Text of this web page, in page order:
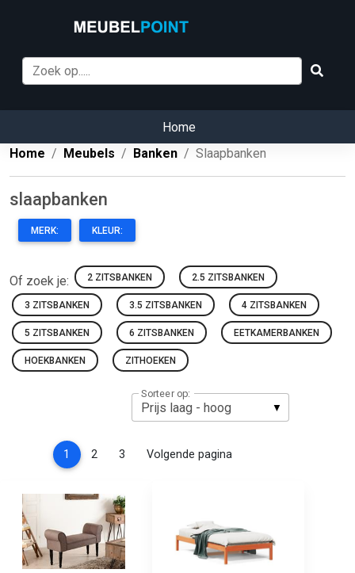
Home
Home
Meubels Banken Slaapbanken
slaapbanken
MERK: KLEUR:
Of zoek je: 2 ZITSBANKEN 2.5 ZITSBANKEN
3 ZITSBANKEN 3.5 ZITSBANKEN 4 ZITSBANKEN
5 ZITSBANKEN 6 ZITSBANKEN EETKAMERBANKEN
HOEKBANKEN ZITHOEKEN
Sorteer op:
1 (current)
2 3 Volgende pagina